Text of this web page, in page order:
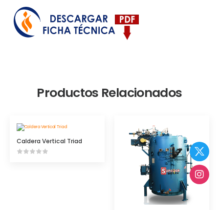
Productos Relacionados
Caldera Vertical Triad